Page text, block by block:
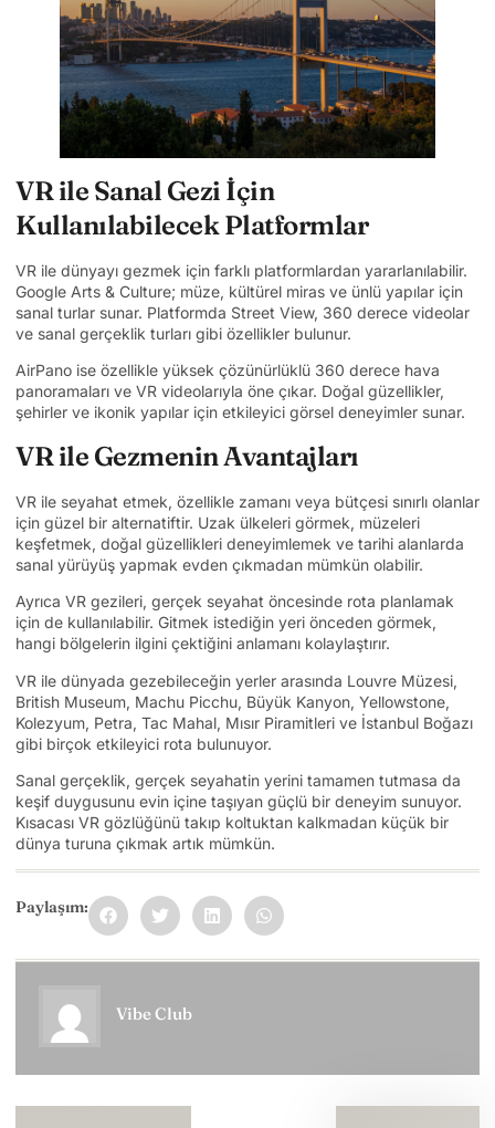
VR ile Sanal Gezi İçin
Kullanılabilecek Platformlar
VR ile dünyayı gezmek için farklı platformlardan yararlanılabilir.
Google Arts & Culture; müze, kültürel miras ve ünlü yapılar için
sanal turlar sunar. Platformda Street View, 360 derece videolar
ve sanal gerçeklik turları gibi özellikler bulunur.
AirPano ise özellikle yüksek çözünürlüklü 360 derece hava
panoramaları ve VR videolarıyla öne çıkar. Doğal güzellikler,
şehirler ve ikonik yapılar için etkileyici görsel deneyimler sunar.
VR ile Gezmenin Avantajları
VR ile seyahat etmek, özellikle zamanı veya bütçesi sınırlı olanlar
için güzel bir alternatiftir. Uzak ülkeleri görmek, müzeleri
keşfetmek, doğal güzellikleri deneyimlemek ve tarihi alanlarda
sanal yürüyüş yapmak evden çıkmadan mümkün olabilir.
Ayrıca VR gezileri, gerçek seyahat öncesinde rota planlamak
için de kullanılabilir. Gitmek istediğin yeri önceden görmek,
hangi bölgelerin ilgini çektiğini anlamanı kolaylaştırır.
VR ile dünyada gezebileceğin yerler arasında Louvre Müzesi,
British Museum, Machu Picchu, Büyük Kanyon, Yellowstone,
Kolezyum, Petra, Tac Mahal, Mısır Piramitleri ve İstanbul Boğazı
gibi birçok etkileyici rota bulunuyor.
Sanal gerçeklik, gerçek seyahatin yerini tamamen tutmasa da
keşif duygusunu evin içine taşıyan güçlü bir deneyim sunuyor.
Kısacası VR gözlüğünü takıp koltuktan kalkmadan küçük bir
dünya turuna çıkmak artık mümkün.
Paylaşım:
Vibe Club